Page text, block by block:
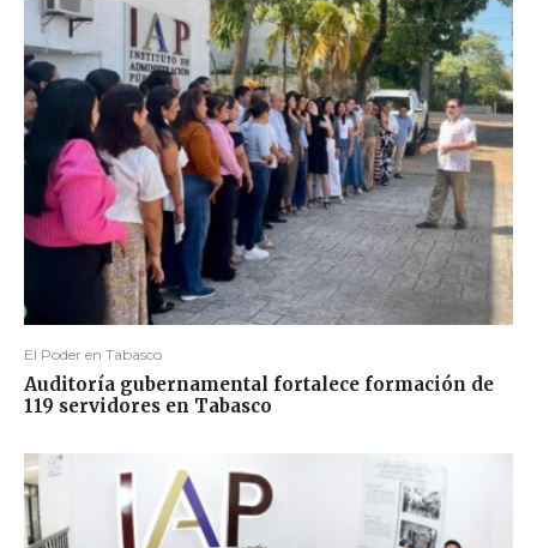
El Poder en Tabasco
Auditoría gubernamental fortalece formación de
119 servidores en Tabasco